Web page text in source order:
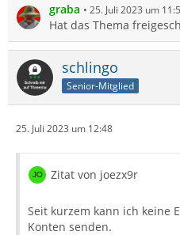
graba 25. Juli 2023 um
Hat das Thema
schlingo
Senior-Mitglied
25. Juli 2023 um 12:48
Zitat von joezx9r
Seit kurzem kann ich keine
Konten senden.